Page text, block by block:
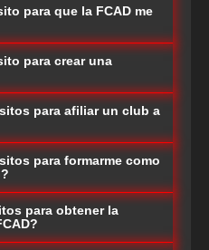
para que la FCAD me
para crear una
para afiliar un club a
para formarme como
para obtener la